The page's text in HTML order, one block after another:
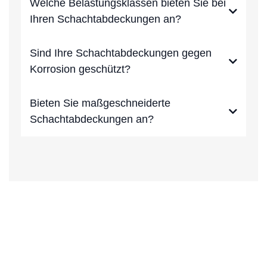
Welche Belastungsklassen bieten Sie bei
Ihren Schachtabdeckungen an?
Sind Ihre Schachtabdeckungen gegen
Korrosion geschützt?
Bieten Sie maßgeschneiderte
Schachtabdeckungen an?